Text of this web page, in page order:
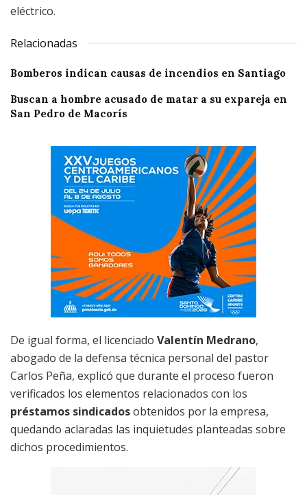
eléctrico.
Relacionadas
Bomberos indican causas de incendios en Santiago
Buscan a hombre acusado de matar a su expareja en
San Pedro de Macorís
De igual forma, el licenciado Valentín Medrano,
abogado de la defensa técnica personal del pastor
Carlos Peña, explicó que durante el proceso fueron
verificados los elementos relacionados con los
préstamos sindicadosobtenidos por la empresa,
quedando aclaradas las inquietudes planteadas sobre
dichos procedimientos.